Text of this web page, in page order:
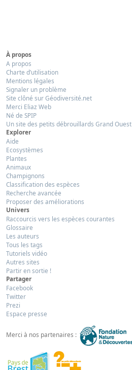
À propos
A propos
Charte d’utilisation
Mentions légales
Signaler un problème
Site clôné sur Géodiversité.net
Merci Eliaz Web
Né de SPIP
Un site des petits débrouillards Grand Ouest
Explorer
Aide
Ecosystèmes
Plantes
Animaux
Champignons
Classification des espèces
Recherche avancée
Proposer des améliorations
Univers
Raccourcis vers les espèces courantes
Glossaire
Les auteurs
Tous les tags
Tutoriels vidéo
Autres sites
Partir en sortie !
Partager
Facebook
Twitter
Prezi
Espace presse
Merci à nos partenaires :